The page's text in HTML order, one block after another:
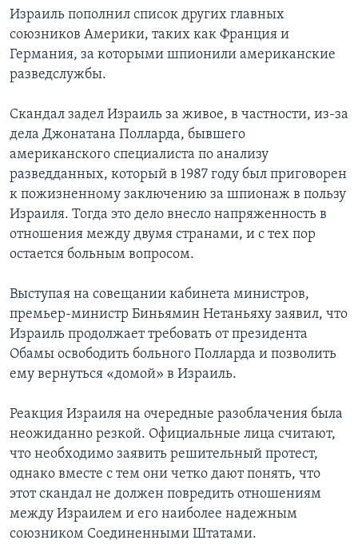
Израиль пополнил список других главных
союзников Америки, таких как Франция и
Германия, за которыми шпионили американские
разведслужбы.
Скандал задел Израиль за живое, в частности, из-за
дела Джонатана Полларда, бывшего
американского специалиста по анализу
разведданных, который в 1987 году был приговорен
к пожизненному заключению за шпионаж в пользу
Израиля. Тогда это дело внесло напряженность в
отношения между двумя странами, и с тех пор
остается больным вопросом.
Выступая на совещании кабинета министров,
премьер-министр Биньямин Нетаньяху заявил, что
Израиль продолжает требовать от президента
Обамы освободить больного Полларда и позволить
ему вернуться «домой» в Израиль.
Реакция Израиля на очередные разоблачения была
неожиданно резкой. Официальные лица считают,
что необходимо заявить решительный протест,
однако вместе с тем они четко дают понять, что
этот скандал не должен повредить отношениям
между Израилем и его наиболее надежным
союзником Соединенными Штатами.